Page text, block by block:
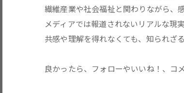
繊維産業や社会福祉と関わりながら、
メディアでは報道されないリアルな現
共感や理解を得れなくても、知られざ
良かったら、フォローやいいね！、コ